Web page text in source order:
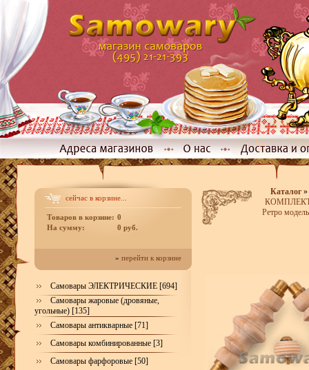
сейчас в корзине...
Товаров в корзине: 0
На сумму:
0 руб.
» перейти к корзине
Самовары ЭЛЕКТРИЧЕСКИЕ [694]
Самовары жаровые (дровяные,
угольные) [135]
Самовары антикварные [71]
Самовары комбинированные [3]
Самовары фарфоровые [50]
Каталог»
Ретро